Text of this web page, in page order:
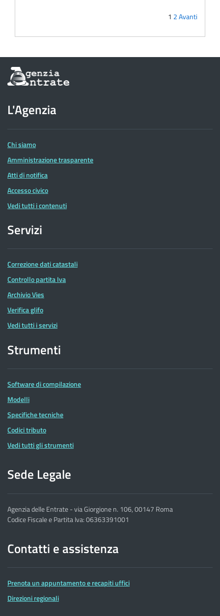
1 2Avanti
Informazioni
sul
dell'Agenzia
delle
Entrate
L'Agenzia
Chi siamo
Amministrazione trasparente
Atti di notifica
Accesso civico
Vedi tutti i contenuti
Servizi
Correzione dati catastali
Controllo partita Iva
Archivio Vies
Verifica glifo
Vedi tutti i servizi
Strumenti
Software di compilazione
Modelli
Specifiche tecniche
Codici tributo
Vedi tutti gli strumenti
Sede Legale
Agenzia delle Entrate - via Giorgione n. 106, 00147 Roma
Codice Fiscale e Partita Iva: 06363391001
Contatti e assistenza
Prenota un appuntamento e recapiti uffici
Direzioni regionali